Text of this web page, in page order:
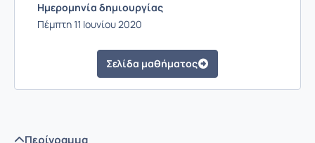
Ημερομηνία δημιουργίας
Πέμπτη 11 Ιουνίου 2020
Σελίδα μαθήματος
Περίγραμμα